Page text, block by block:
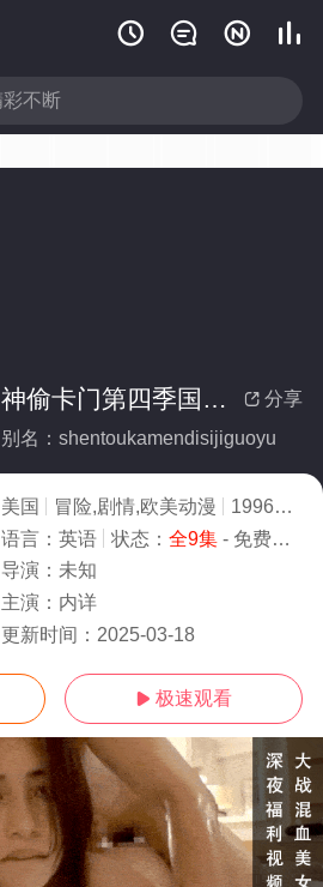
   
 分享
神偷卡门第四季国语(全集)
别名：shentoukamendisijiguoyu
美国 冒险,剧情,欧美动漫 1996
4.0
语言： 英语 状态： 全9集- 免费在线观看
导演： 未知
主演： 内详
更新时间： 2025-03-18
 极速观看